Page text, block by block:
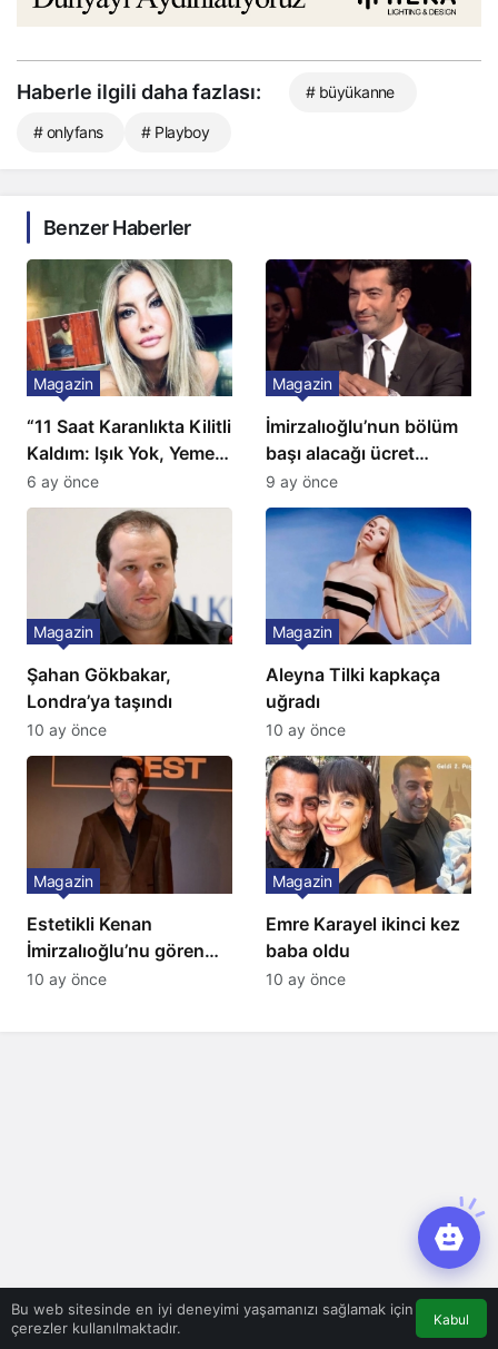
Haberle ilgili daha fazlası: # büyükanne
# onlyfans # Playboy
Benzer Haberler
“11 Saat Karanlıkta Kilitli
Kaldım: Işık Yok, Yemek
Yok, Tuvalet Yok!”
Çağla Şikel’den Şok
Magazin
6 ay önce
İmirzalıoğlu’nun bölüm
başı alacağı ücret
Türkiye’de bir ilk:
Gözünü 2 ilçeye dikti!
Magazin
9 ay önce
Şahan Gökbakar,
Londra’ya taşındı
Magazin
10 ay önce
Aleyna Tilki kapkaça
uğradı
Magazin
10 ay önce
Estetikli Kenan
İmirzalıoğlu’nu gören
tanıyamıyor: Son hali
Magazin
10 ay önce
Emre Karayel ikinci kez
baba oldu
Magazin
10 ay önce
Bu web sitesinde en iyi deneyimi yaşamanızı sağlamak için
çerezler kullanılmaktadır.
Kabul